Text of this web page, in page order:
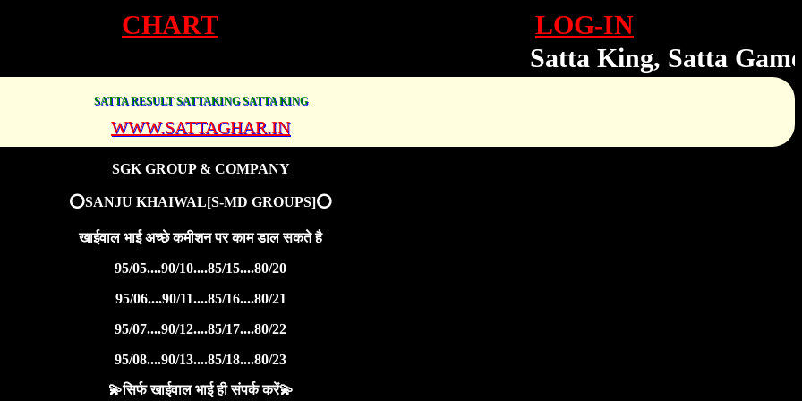
CHART
LOG-IN
Satta King, Satta
SATTA RESULT SATTAKING SATTA KING
WWW.SATTAGHAR.IN
SGK GROUP & COMPANY
⭕SANJU KHAIWAL[S-MD GROUPS]⭕
खाईवाल भाई अच्छे कमीशन पर काम डाल सकते है
95/05....90/10....85/15....80/20
95/06....90/11....85/16....80/21
95/07....90/12....85/17....80/22
95/08....90/13....85/18....80/23
💫सिर्फ खाईवाल भाई ही संपर्क करें💫